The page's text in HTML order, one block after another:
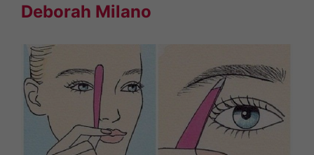
Deborah Milano